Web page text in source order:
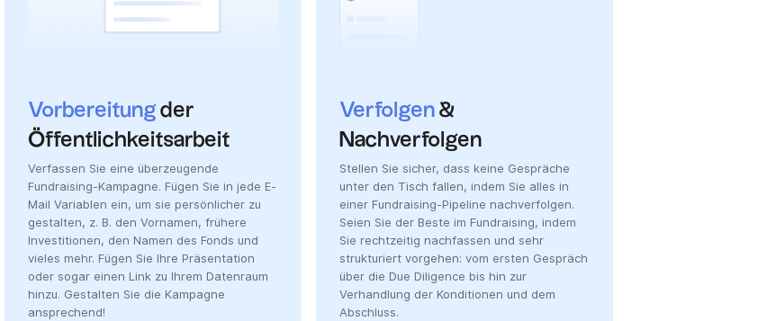
Vorbereitungder
Öffentlichkeitsarbeit
Verfassen Sie eine überzeugende
Fundraising-Kampagne. Fügen Sie in jede E-
Mail Variablen ein, um sie persönlicher zu
gestalten, z. B. den Vornamen, frühere
Investitionen, den Namen des Fonds und
vieles mehr. Fügen Sie Ihre Präsentation
oder sogar einen Link zu Ihrem Datenraum
hinzu. Gestalten Sie die Kampagne
ansprechend!
Verfolgen &
Nachverfolgen
Stellen Sie sicher, dass keine Gespräche
unter den Tisch fallen, indem Sie alles in
einer Fundraising-Pipeline nachverfolgen.
Seien Sie der Beste im Fundraising, indem
Sie rechtzeitig nachfassen und sehr
strukturiert vorgehen: vom ersten Gespräch
über die Due Diligence bis hin zur
Verhandlung der Konditionen und dem
Abschluss.